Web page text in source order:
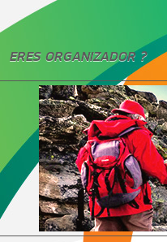
ERES ORGANIZADOR ?